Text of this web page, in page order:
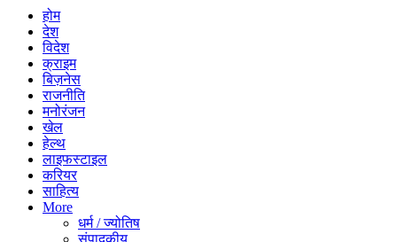
होम
देश
विदेश
क्राइम
बिज़नेस
राजनीति
मनोरंजन
खेल
हेल्थ
लाइफस्टाइल
करियर
साहित्य
More
धर्म / ज्योतिष
संपादकीय